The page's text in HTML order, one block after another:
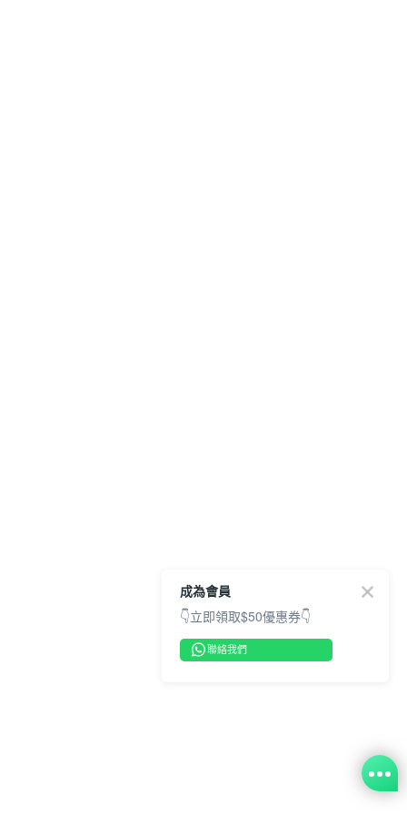
成為會員
👇立即領取$50優惠券👇
聯絡我們